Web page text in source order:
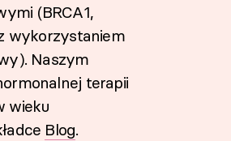
(BRCA1,
wykorzystaniem
Naszym
terapii
wieku
Blog.